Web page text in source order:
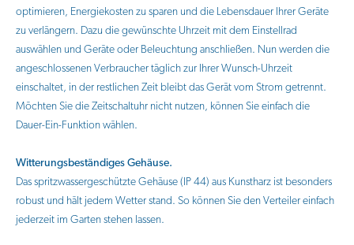
optimieren, Energiekosten zu sparen und die Lebensdauer Ihrer Geräte
zu verlängern. Dazu die gewünschte Uhrzeit mit dem Einstellrad
auswählen und Geräte oder Beleuchtung anschließen. Nun werden die
angeschlossenen Verbraucher täglich zur Ihrer Wunsch-Uhrzeit
einschaltet, in der restlichen Zeit bleibt das Gerät vom Strom getrennt.
Möchten Sie die Zeitschaltuhr nicht nutzen, können Sie einfach die
Dauer-Ein-Funktion wählen.
Witterungsbeständiges Gehäuse.
Das spritzwassergeschützte Gehäuse (IP 44) aus Kunstharz ist besonders
robust und hält jedem Wetter stand. So können Sie den Verteiler einfach
jederzeit im Garten stehen lassen.